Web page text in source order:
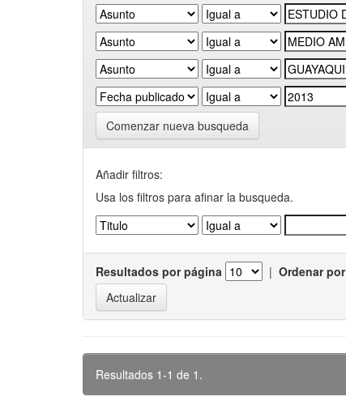
Comenzar nueva busqueda
Añadir filtros:
Usa los filtros para afinar la busqueda.
Resultados por página | Ordenar por
Resultados 1-1 de 1.